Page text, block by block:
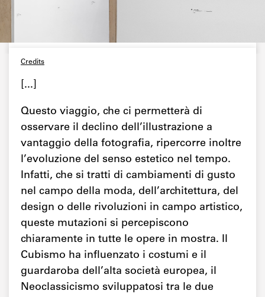
Credits
[...]
Questo viaggio, che ci permetterà di
osservare il declino dell’illustrazione a
vantaggio della fotografia, ripercorre inoltre
l’evoluzione del senso estetico nel tempo.
Infatti, che si tratti di cambiamenti di gusto
nel campo della moda, dell’architettura, del
design o delle rivoluzioni in campo artistico,
queste mutazioni si percepiscono
chiaramente in tutte le opere in mostra. Il
Cubismo ha influenzato i costumi e il
guardaroba dell’alta società europea, il
Neoclassicismo sviluppatosi tra le due